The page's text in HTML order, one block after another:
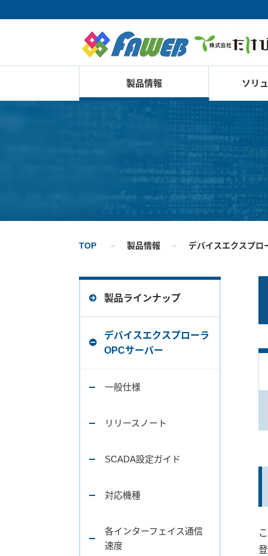
製品情報 ソリ
TOP 製品情報 デバイスエクスプロ
製品ラインナップ
デバイスエクスプローラ
OPCサーバー
一般仕様
リリースノート
SCADA設定ガイド
対応機種
各インターフェイス通信
速度